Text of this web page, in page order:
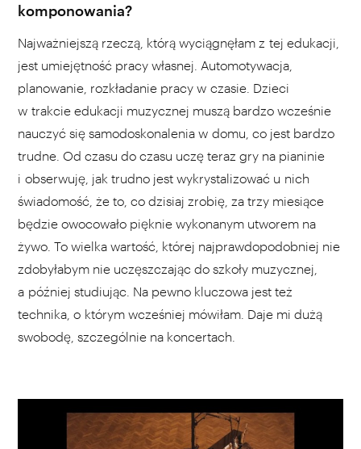
komponowania?
Najważniejszą rzeczą, którą wyciągnęłam z tej edukacji,
jest umiejętność pracy własnej. Automotywacja,
planowanie, rozkładanie pracy w czasie. Dzieci
w trakcie edukacji muzycznej muszą bardzo wcześnie
nauczyć się samodoskonalenia w domu, co jest bardzo
trudne. Od czasu do czasu uczę teraz gry na pianinie
i obserwuję, jak trudno jest wykrystalizować u nich
świadomość, że to, co dzisiaj zrobię, za trzy miesiące
będzie owocowało pięknie wykonanym utworem na
żywo. To wielka wartość, której najprawdopodobniej nie
zdobyłabym nie uczęszczając do szkoły muzycznej,
a później studiując. Na pewno kluczowa jest też
technika, o którym wcześniej mówiłam. Daje mi dużą
swobodę, szczególnie na koncertach.